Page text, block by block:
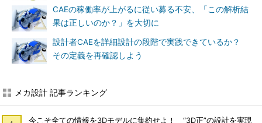
CAEの稼働率が上がるに従い募る不安、「この解析結
果は正しいのか？」を大切に
設計者CAEを詳細設計の段階で実践できているか？
その定義を再確認しよう
メカ設計 記事ランキング
今こそ全ての情報を3Dモデルに集約せよ！ “3D正”の設計を実現